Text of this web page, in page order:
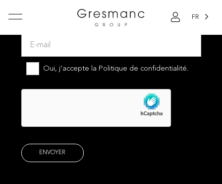
FR
Abonnez-vous à notre newsletter
Oui, j’accepte la Politique de confidentialité.